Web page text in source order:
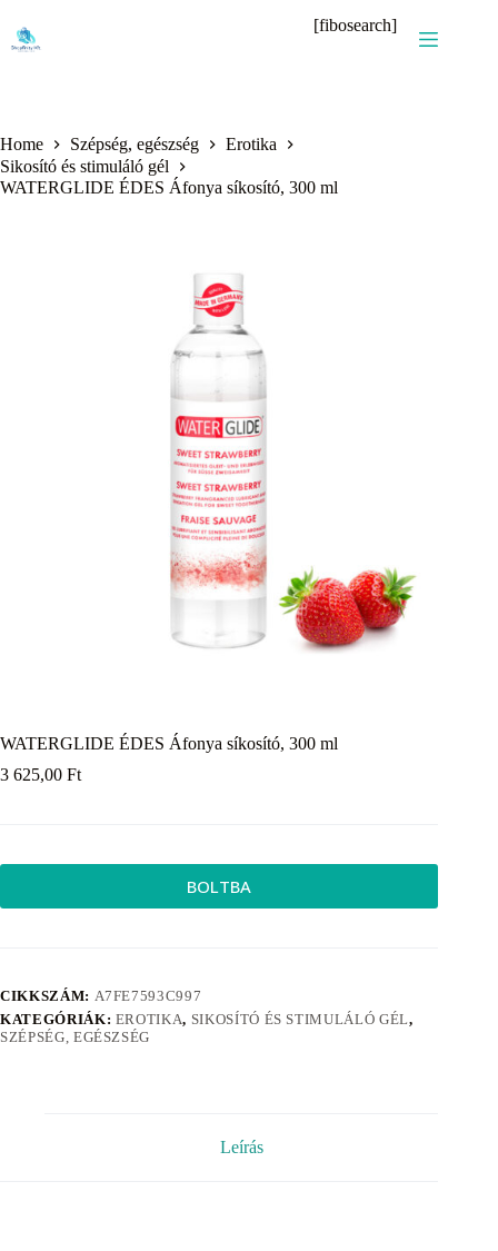
content
[fibosearch]
Home Szépség, egészség
Erotika
Sikosító és stimuláló gél
WATERGLIDE ÉDES Áfonya síkosító, 300 ml
WATERGLIDE ÉDES Áfonya síkosító, 300 ml
3 625,00 Ft
BOLTBA
CIKKSZÁM: A7FE7593C997
KATEGÓRIÁK: EROTIKA, SIKOSÍTÓ ÉS STIMULÁLÓ GÉL,
SZÉPSÉG, EGÉSZSÉG
Leírás